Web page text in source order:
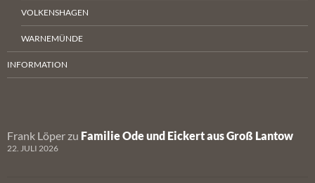
VOLKENSHAGEN
WARNEMÜNDE
INFORMATION
Frank Löper zu Familie Ode und Eickert aus Groß Lantow
22. JULI 2026